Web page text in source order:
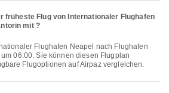
früheste Flug von Internationaler Flughafen
mit ?
06:00. Sie können diesen Flugplan
Flugoptionen auf Airpaz vergleichen.